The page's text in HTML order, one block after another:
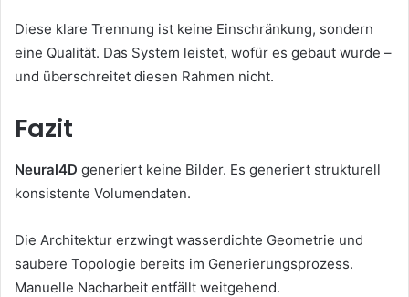
Diese klare Trennung ist keine Einschränkung, sondern
eine Qualität. Das System leistet, wofür es gebaut wurde –
und überschreitet diesen Rahmen nicht.
Fazit
Neural4D generiert keine Bilder. Es generiert strukturell
konsistente Volumendaten.
Die Architektur erzwingt wasserdichte Geometrie und
saubere Topologie bereits im Generierungsprozess.
Manuelle Nacharbeit entfällt weitgehend.